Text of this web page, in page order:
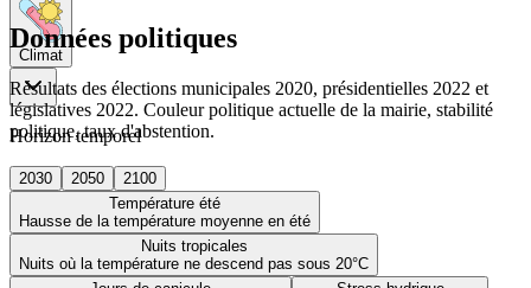
Climat
Horizon temporel
2030 2050
2100
Température été
Hausse de la température moyenne en été
Nuits tropicales
Nuits où la température ne descend pas sous 20°C
Données politiques
Résultats des élections municipales 2020, présidentielles 2022 et
législatives 2022. Couleur politique actuelle de la mairie, stabilité
politique, taux d'abstention.